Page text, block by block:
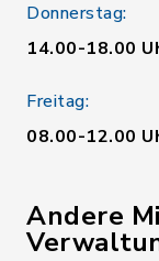
Donnerstag:
14.00-18.00
Freitag:
08.00-12.00
Andere